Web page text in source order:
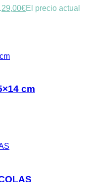
29,00€El precio actual
cm